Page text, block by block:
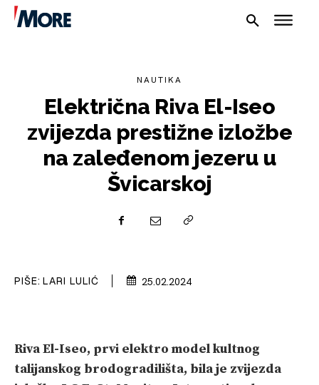
NAUTIKA
SPORT
SHOP
NAUTIKA
Električna Riva El-Iseo
zvijezda prestižne izložbe
na zaleđenom jezeru u
Švicarskoj
PIŠE: LARI LULIĆ 25.02.2024
Riva El-Iseo, prvi elektro model kultnog
talijanskog brodogradilišta, bila je zvijezda